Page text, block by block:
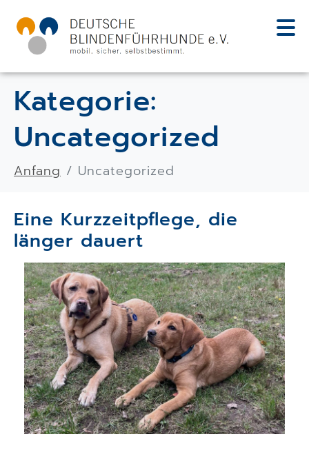
Kategorie:
Uncategorized
Anfang Uncategorized
Eine Kurzzeitpflege, die
länger dauert